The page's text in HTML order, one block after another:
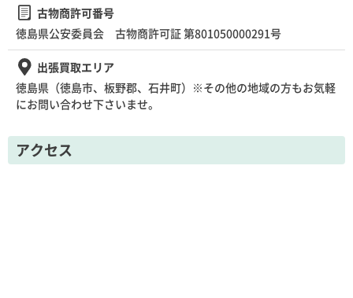
古物商許可番号
徳島県公安委員会 古物商許可証 第801050000291号
出張買取エリア
徳島県（徳島市、板野郡、石井町）※その他の地域の方もお気軽
にお問い合わせ下さいませ。
アクセス